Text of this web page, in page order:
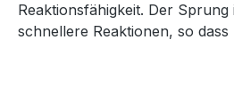
Reaktionsfähigkeit. Der
schnellere Reaktionen, so